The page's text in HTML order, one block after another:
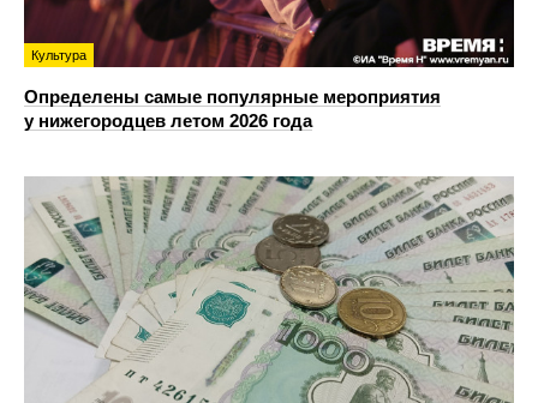
Культура
Определены самые популярные мероприятия
у нижегородцев летом 2026 года